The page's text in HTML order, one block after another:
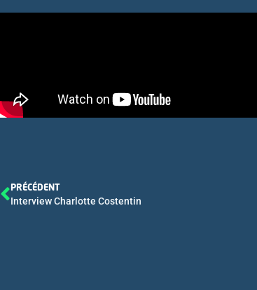
PRÉCÉDENT
Interview Charlotte Costentin